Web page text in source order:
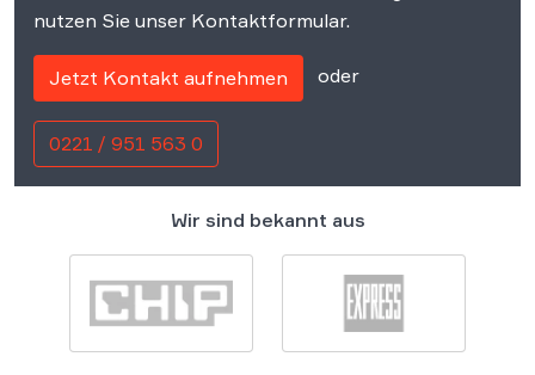
nutzen Sie unser Kontaktformular.
Jetzt Kontakt aufnehmen oder
0221 / 951 563 0
Wir sind bekannt aus